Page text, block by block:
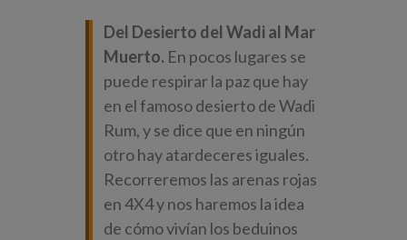
Del Desierto del Wadi al Mar
Muerto. En pocos lugares se
puede respirar la paz que hay
en el famoso desierto de Wadi
Rum, y se dice que en ningún
otro hay atardeceres iguales.
Recorreremos las arenas rojas
en 4X4 y nos haremos la idea
de cómo vivían los beduinos